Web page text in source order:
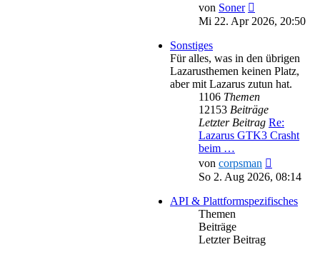
von Soner
Beitrag
Mi 22. Apr 2026, 20:50
Sonstiges
Für alles, was in den übrigen
Lazarusthemen keinen Platz,
aber mit Lazarus zutun hat.
1106 Themen
12153 Beiträge
Letzter Beitrag Re:
Lazarus GTK3 Crasht
beim …
von corpsman
Beitrag
So 2. Aug 2026, 08:14
API & Plattformspezifisches
Themen
Beiträge
Letzter Beitrag